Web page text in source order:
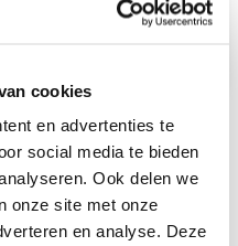
cookies
en advertenties te
social media te bieden
Ook delen we
onze site met onze
en analyse. Deze
Lees meer…
uw
ziel bijstaan - dat zijn